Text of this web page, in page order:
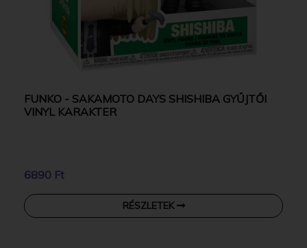
FUNKO - SAKAMOTO DAYS SHISHIBA GYŰJTŐI
VINYL KARAKTER
6890 Ft
RÉSZLETEK